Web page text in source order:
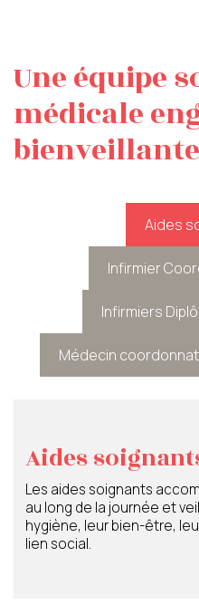
Votre message a bien été
Une équipe
médicale
bienveillante
Aides
Infirmier
Infirmiers
Médecin
Aides
Les aides soignants
au long de la journée et
hygiène, leur bien-être,
lien social.